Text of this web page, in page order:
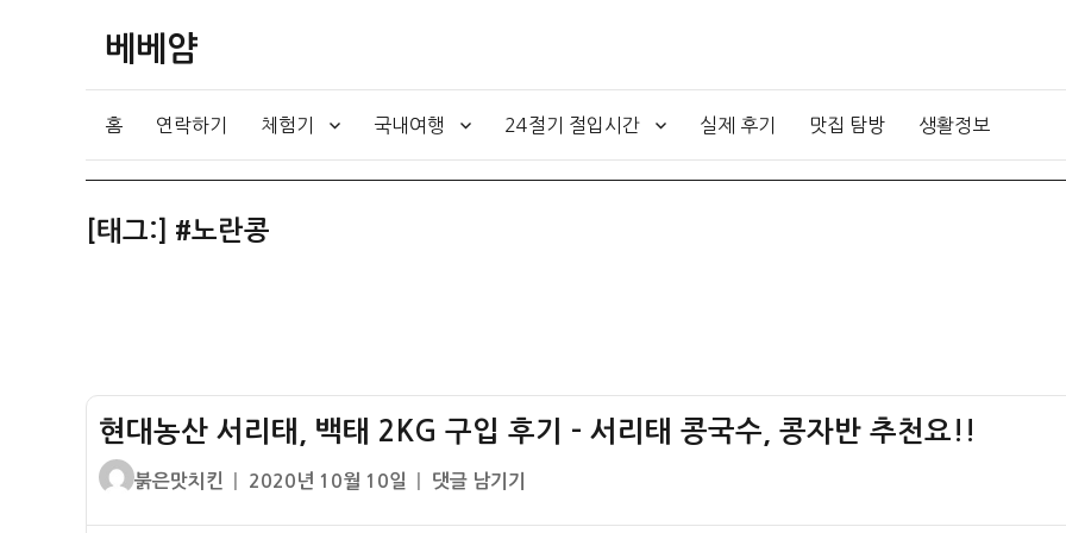
베베얌
홈 연락하기 체험기 국내여행 24절기 절입시간 실제 후기 맛집 탐방 생활정보
[태그:] #노란콩
현대농산 서리태, 백태 2KG 구입 후기 – 서리태 콩국수, 콩자반 추천요!!
글
붉은맛치킨
작
2020년 10월 10일
현
댓글 남기기